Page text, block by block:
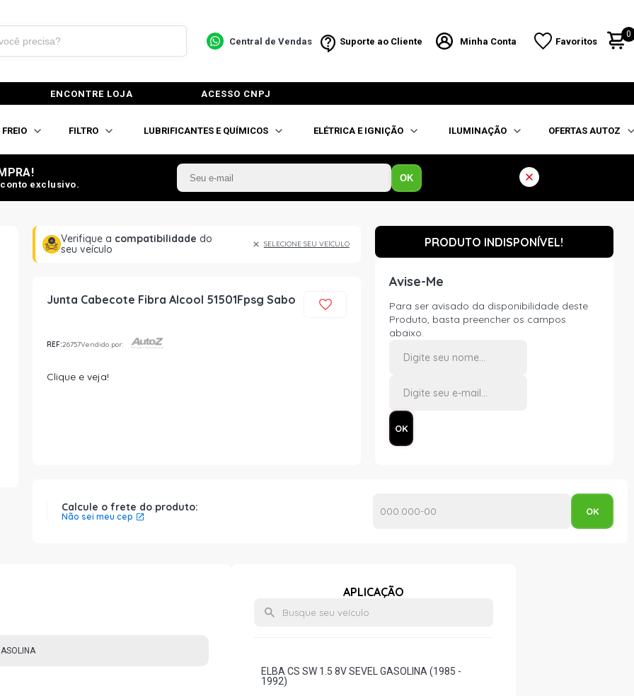
Central de Vendas Suporte ao Cliente Minha Conta Favoritos
0
ENCONTRE LOJA ACESSO CNPJ
FREIO FILTRO LUBRIFICANTES E QUÍMICOS ELÉTRICA E IGNIÇÃO ILUMINAÇÃO OFERTAS AUTOZ
exclusivo.
OK
Verifique a compatibilidade do
seu veículo
SELECIONE SEU VEÍCULO
Junta Cabecote Fibra Alcool 51501Fpsg Sabo
REF:26757Vendido por:
Clique e veja!
PRODUTO INDISPONÍVEL!
Avise-Me
Para ser avisado da disponibilidade deste
Produto, basta preencher os campos
abaixo.
Calcule o frete do produto:
Não sei meu cep
APLICAÇÃO
ELBA CS SW 1.5 8V SEVEL GASOLINA (1985 -
1992)